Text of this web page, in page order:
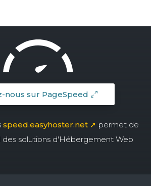
nous sur PageSpeed
speed.easyhoster.net ➚ permet de
solutions d'Hébergement Web